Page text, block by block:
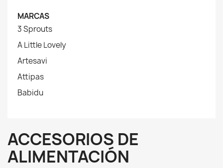
MARCAS
3 Sprouts
A Little Lovely
Artesavi
Attipas
Babidu
ACCESORIOS DE
ALIMENTACIÓN